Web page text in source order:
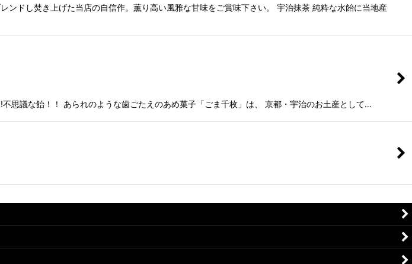
ドし焚き上げた当店の自信作。薫り高い風雅な甘味をご賞味下さい。 宇治抹茶 純粋な水飴に当地産
思議な飴！！ あられのような歯ごたえのあめ菓子「ごま千枚」は、 京都・宇治のお土産として…